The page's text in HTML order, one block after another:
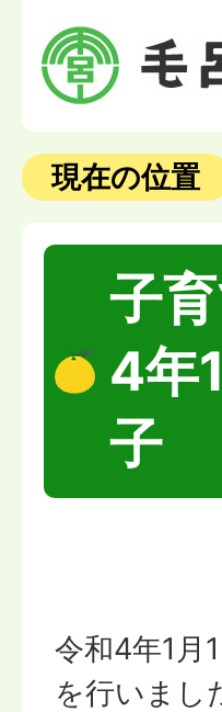
現在の位置
子
4年
子
令和4年1月
を行いまし